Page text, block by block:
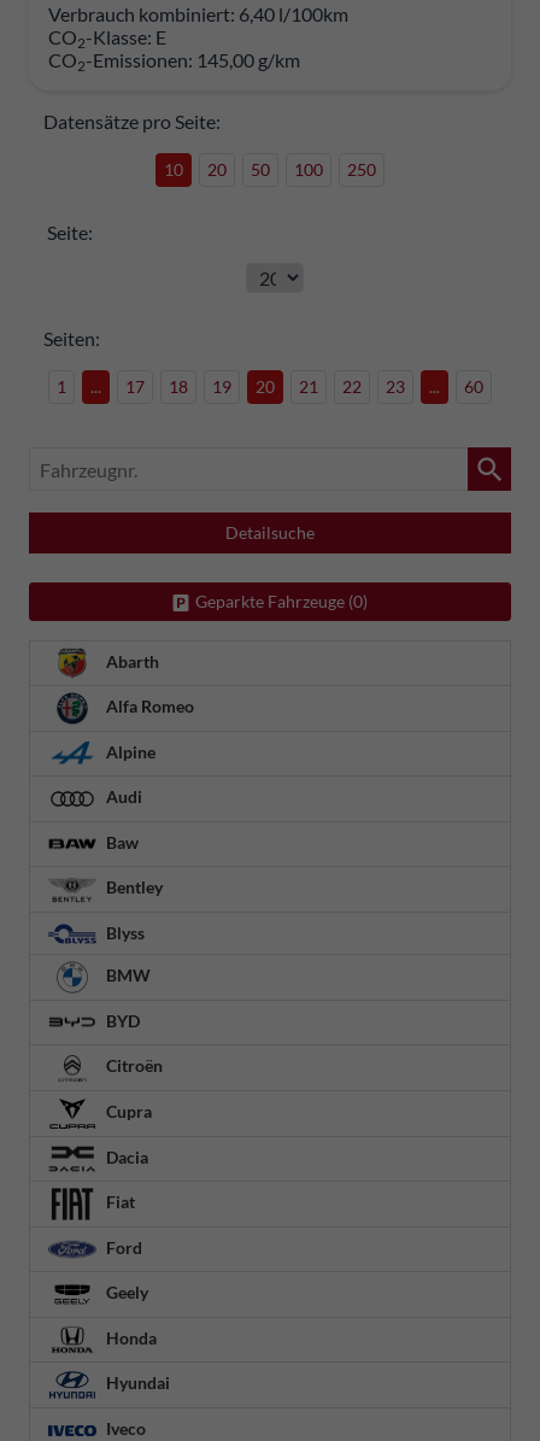
Verbrauch kombiniert: 6,40 l/100km
CO2-Klasse: E
CO2-Emissionen: 145,00 g/km
Datensätze pro Seite:
10 20 50 100 250
Seite:
Seiten:
1 ... 17 18 19 20 21 22 23 ... 60
Fahrzeugnr.
Detailsuche
Geparkte Fahrzeuge (0)
Abarth
Alfa Romeo
Alpine
Audi
Baw
Bentley
Blyss
BMW
BYD
Citroën
Cupra
Dacia
Fiat
Ford
Geely
Honda
Hyundai
Iveco